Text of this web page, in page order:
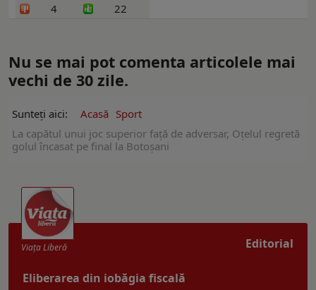
4
22
Nu se mai pot comenta articolele mai
vechi de 30 zile.
Sunteți aici: Acasă Sport
La capătul unui joc superior față de adversar, Oțelul regretă
golul încasat pe final la Botoșani
Editorial
Viaţa Liberă
Eliberarea din iobăgia fiscală